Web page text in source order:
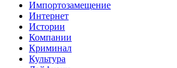
Импортозамещение
Интернет
Истории
Компании
Криминал
Культура